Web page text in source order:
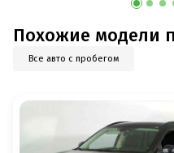
Похожие модели
Все авто с пробегом